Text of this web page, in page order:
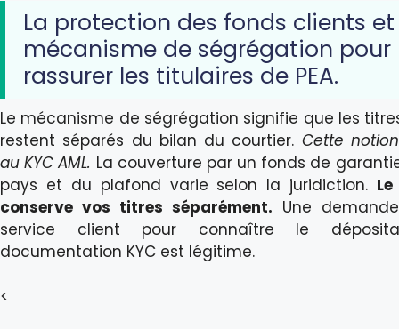
La protection des fonds clients et
mécanisme de ségrégation pour
rassurer les titulaires de PEA.
Le mécanisme de ségrégation signifie que les
restent séparés du bilan du courtier. Cette
au KYC AML. La couverture par un fonds de
pays et du plafond varie selon la juridiction.
conserve vos titres séparément. Une
service client pour connaître le
documentation KYC est légitime.
<